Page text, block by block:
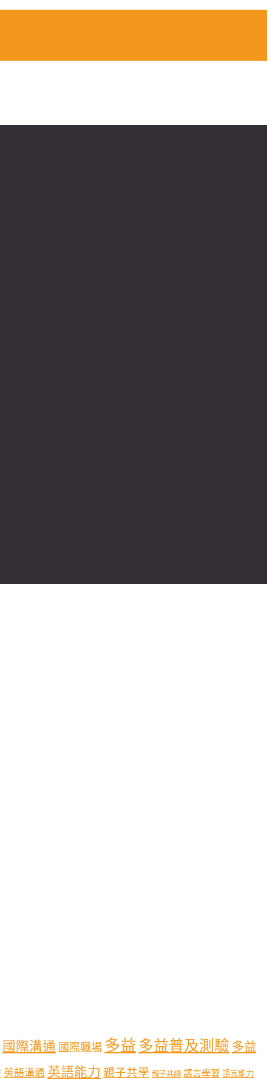
國際溝通 國際職場 多益 多益普及測驗 多益
英語溝通 英語能力 親子共學 親子共讀 語言學習 語言能力